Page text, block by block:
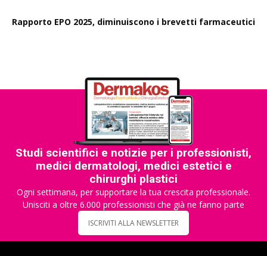
Rapporto EPO 2025, diminuiscono i brevetti farmaceutici
Studi scientifici e notizie per i professionisti,
medici dermatologi, medici estetici e
chirurghi plastici
Ogni settimana, per supportare la tua crescita professionale.
Unisciti a oltre 6.000 professionisti che già ne fanno parte
ISCRIVITI ALLA NEWSLETTER